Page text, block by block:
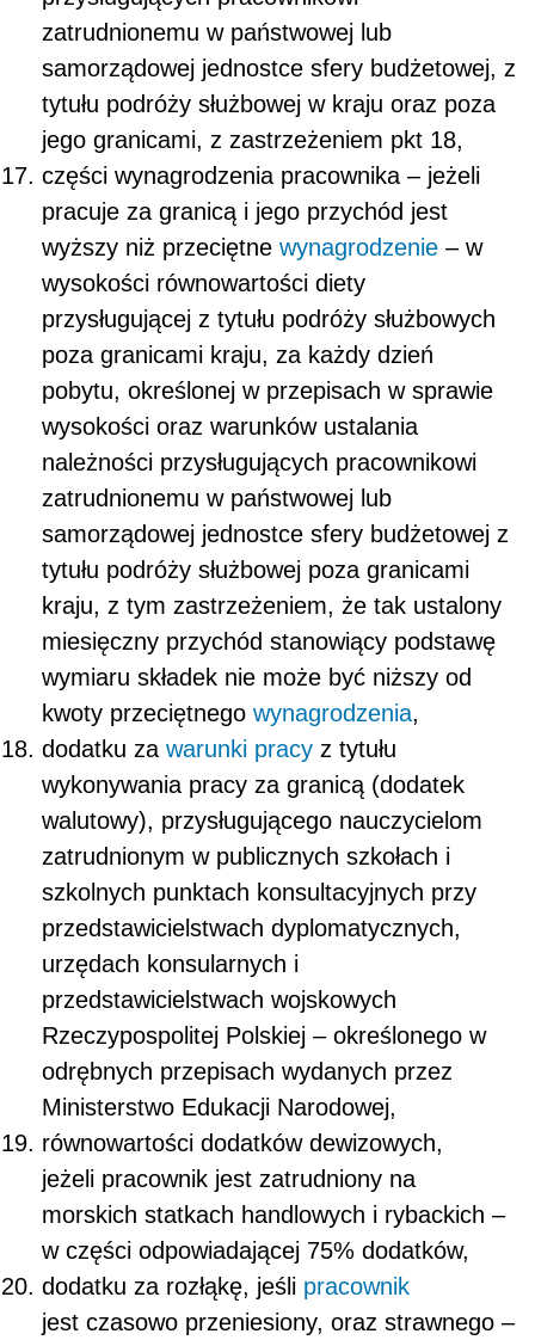
zatrudnionemu w państwowej lub
samorządowej jednostce sfery budżetowej, z
tytułu podróży służbowej w kraju oraz poza
jego granicami, z zastrzeżeniem pkt 18,
części wynagrodzenia pracownika – jeżeli
pracuje za granicą i jego przychód jest
wyższy niż przeciętne wynagrodzenie – w
wysokości równowartości diety
przysługującej z tytułu podróży służbowych
poza granicami kraju, za każdy dzień
pobytu, określonej w przepisach w sprawie
wysokości oraz warunków ustalania
należności przysługujących pracownikowi
zatrudnionemu w państwowej lub
samorządowej jednostce sfery budżetowej z
tytułu podróży służbowej poza granicami
kraju, z tym zastrzeżeniem, że tak ustalony
miesięczny przychód stanowiący podstawę
wymiaru składek nie może być niższy od
kwoty przeciętnego wynagrodzenia,
dodatku za warunki pracy z tytułu
wykonywania pracy za granicą (dodatek
walutowy), przysługującego nauczycielom
zatrudnionym w publicznych szkołach i
szkolnych punktach konsultacyjnych przy
przedstawicielstwach dyplomatycznych,
urzędach konsularnych i
przedstawicielstwach wojskowych
Rzeczypospolitej Polskiej – określonego w
odrębnych przepisach wydanych przez
Ministerstwo Edukacji Narodowej,
równowartości dodatków dewizowych,
jeżeli pracownik jest zatrudniony na
morskich statkach handlowych i rybackich –
w części odpowiadającej 75% dodatków,
dodatku za rozłąkę, jeśli pracownik
jest czasowo przeniesiony, oraz strawnego –